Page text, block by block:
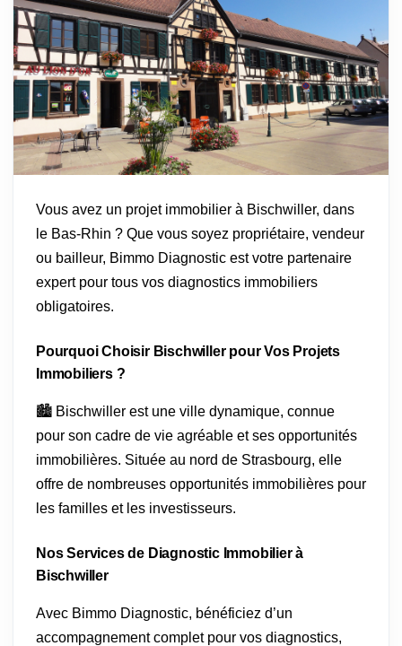
Vous avez un projet immobilier à Bischwiller, dans
le Bas-Rhin ? Que vous soyez propriétaire, vendeur
ou bailleur, Bimmo Diagnostic est votre partenaire
expert pour tous vos diagnostics immobiliers
obligatoires.
Pourquoi Choisir Bischwiller pour Vos Projets
Immobiliers ?
🏙️ Bischwiller est une ville dynamique, connue
pour son cadre de vie agréable et ses opportunités
immobilières. Située au nord de Strasbourg, elle
offre de nombreuses opportunités immobilières pour
les familles et les investisseurs.
Nos Services de Diagnostic Immobilier à
Bischwiller
Avec Bimmo Diagnostic, bénéficiez d’un
accompagnement complet pour vos diagnostics,